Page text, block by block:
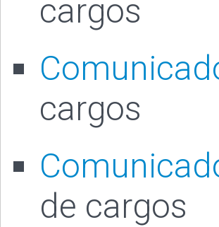
cargos
cargos
de cargos